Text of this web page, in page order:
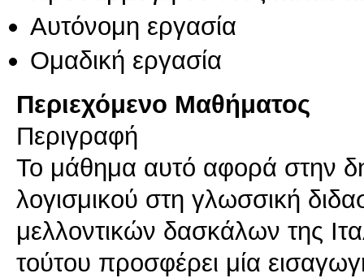
Αυτόνομη εργασία
Ομαδική εργασία
Περιεχόμενο Μαθήματος
Περιγραφή
Το μάθημα αυτό αφορά στην
λογισμικού στη γλωσσική
μελλοντικών δασκάλων της
τούτου προσφέρει μία